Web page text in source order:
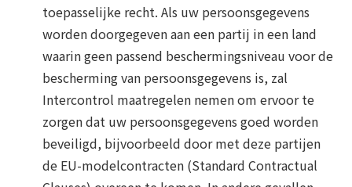
toepasselijke recht. Als uw persoonsgegevens
worden doorgegeven aan een partij in een land
waarin geen passend beschermingsniveau voor de
bescherming van persoonsgegevens is, zal
Intercontrol maatregelen nemen om ervoor te
zorgen dat uw persoonsgegevens goed worden
beveiligd, bijvoorbeeld door met deze partijen
de EU-modelcontracten (Standard Contractual